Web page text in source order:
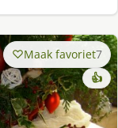
Maak favoriet7
👍